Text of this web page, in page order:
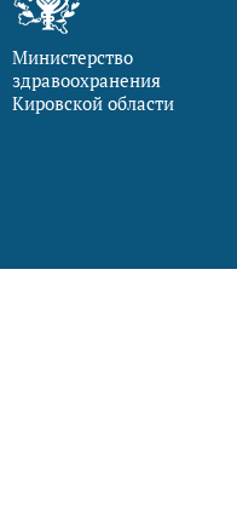
Министерство
здравоохранения
Кировской области